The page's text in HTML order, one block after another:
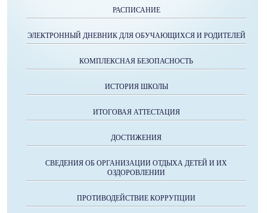
РАСПИСАНИЕ
ЭЛЕКТРОННЫЙ ДНЕВНИК ДЛЯ ОБУЧАЮЩИХСЯ И РОДИТЕЛЕЙ
КОМПЛЕКСНАЯ БЕЗОПАСНОСТЬ
ИСТОРИЯ ШКОЛЫ
ИТОГОВАЯ АТТЕСТАЦИЯ
ДОСТИЖЕНИЯ
СВЕДЕНИЯ ОБ ОРГАНИЗАЦИИ ОТДЫХА ДЕТЕЙ И ИХ
ОЗДОРОВЛЕНИИ
ПРОТИВОДЕЙСТВИЕ КОРРУПЦИИ